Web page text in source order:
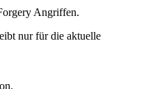
Angriffen.
nur für die aktuelle